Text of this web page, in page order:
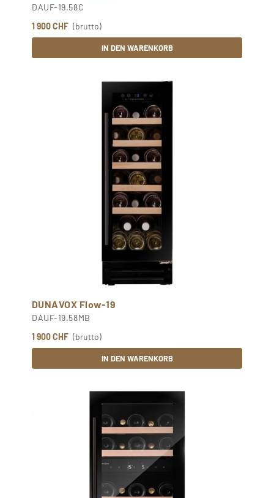
DAUF-19.58C
1 900 CHF (brutto)
IN DEN WARENKORB
DUNAVOX Flow-19
DAUF-19.58MB
1 900 CHF (brutto)
IN DEN WARENKORB